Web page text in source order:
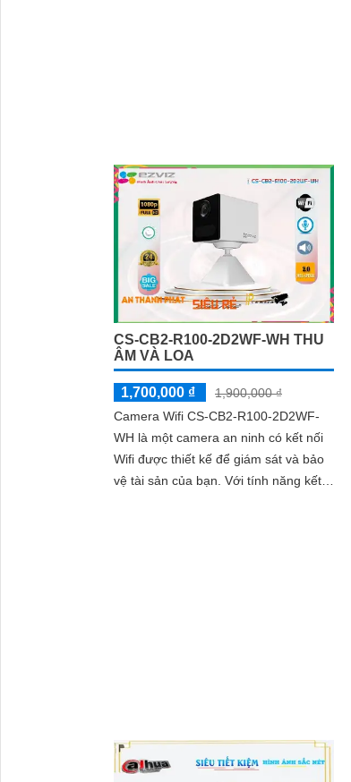
CS-CB2-R100-2D2WF-WH THU
ÂM VÀ LOA
1,700,000 ₫
1,900,000 ₫
Camera Wifi CS-CB2-R100-2D2WF-
WH là một camera an ninh có kết nối
Wifi được thiết kế để giám sát và bảo
vệ tài sản của bạn. Với tính năng kết